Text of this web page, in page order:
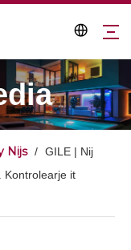
Nijs / GILE | Nij
Kontrolearje it